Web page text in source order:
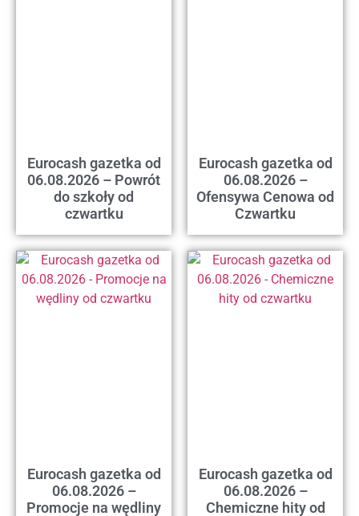
Eurocash gazetka od
06.08.2026 – Powrót
do szkoły od
czwartku
Eurocash gazetka od
06.08.2026 –
Ofensywa Cenowa od
Czwartku
Eurocash gazetka od
06.08.2026 –
Promocje na wędliny
Eurocash gazetka od
06.08.2026 –
Chemiczne hity od